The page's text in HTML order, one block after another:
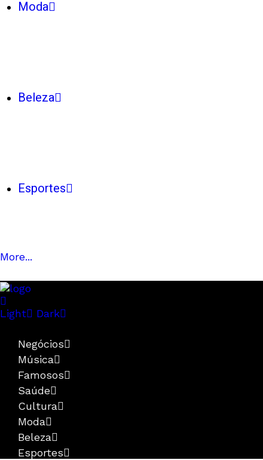
Moda
Beleza
Esportes
More...
Light Dark
Negócios
Música
Famosos
Saúde
Cultura
Moda
Beleza
Esportes